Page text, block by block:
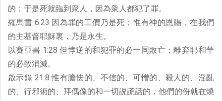
的；于是死就臨到衆人，因為衆人都犯了罪。
羅馬書 6:23 因為罪的工價乃是死；惟有神的恩賜，在我們
的主基督耶穌裏，乃是永生。
以賽亞書 1:28 但悖逆的和犯罪的必一同敗亡；離弃耶和華
的必致消滅。
啟示錄 21:8 惟有膽怯的、不信的、可憎的、殺人的、淫亂
的、行邪術的、拜偶像的和一切説謊話的，他們的份就在燒